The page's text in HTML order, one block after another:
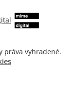
práva vyhradené.